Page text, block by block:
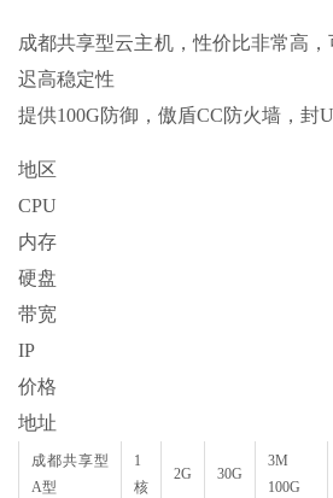
成都共享型云主机，性价比非常高
迟高稳定性
提供100G防御，傲盾CC防火墙，封
地区
CPU
内存
硬盘
带宽
IP
价格
地址
成都共享型
A型
1
核
2G 30G
3M
100G